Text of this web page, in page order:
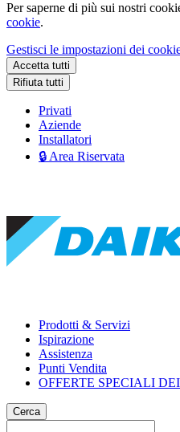
Per saperne di più sui nostri
cookie.
Gestisci le impostazioni dei
Accetta tutti
Rifiuta tutti
Privati
Aziende
Installatori
🔒 Area Riservata
Prodotti & Servizi
Ispirazione
Assistenza
Punti Vendita
OFFERTE SPECIALI
Cerca